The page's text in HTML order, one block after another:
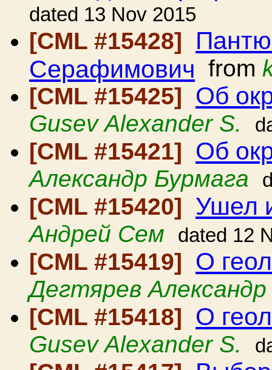
dated 13 Nov 2015
[CML #15428]
Серафимович from
[CML #15425]
Об
Gusev Alexander S.
[CML #15421] Об
Александр Бурмага
[CML #15420] Ушел
Андрей Сем dated 12
[CML #15419] О
Дегтярев Александр
[CML #15418]
О
Gusev Alexander S.